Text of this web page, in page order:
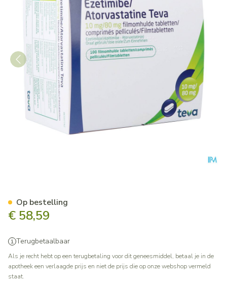
€ 58,59
Terugbetaalbaar
Als je recht hebt op een terugbetaling voor dit geneesmiddel, betaal je in de
apotheek een verlaagde prijs en niet de prijs die op onze webshop vermeld
staat.
Op bestelling